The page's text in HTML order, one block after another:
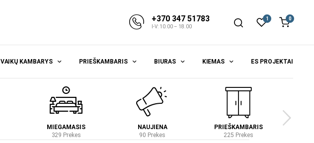
+370 347 51783
I-V: 10.00 – 18.00
1 0
VAIKŲ KAMBARYS PRIEŠKAMBARIS BIURAS KIEMAS ES PROJEKTAI
MIEGAMASIS
329 Prekes
NAUJIENA
90 Prekes
PRIEŠKAMBARIS
225 Prekes